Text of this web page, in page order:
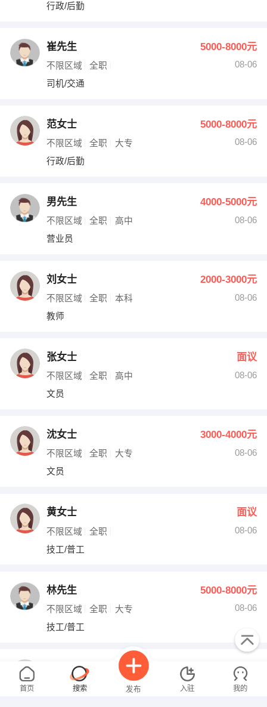
行政/后勤
崔先生 5000-8000元
不限区域 全职
08-06
司机/交通
范女士 5000-8000元
不限区域 全职 大专
08-06
行政/后勤
男先生 4000-5000元
不限区域 全职 高中
08-06
营业员
刘女士 2000-3000元
不限区域 全职 本科
08-06
教师
张女士 面议
不限区域 全职 高中
08-06
文员
沈女士 3000-4000元
不限区域 全职 大专
08-06
文员
黄女士 面议
不限区域 全职
08-06
技工/普工
林先生 5000-8000元
不限区域 全职 大专
08-06
技工/普工
张女士 4000-5000元
不限区域 大专
08-06
首页 搜索 发布 入驻 我的